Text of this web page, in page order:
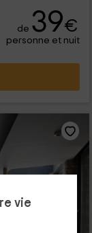
vie
de 39€
personne et nuit